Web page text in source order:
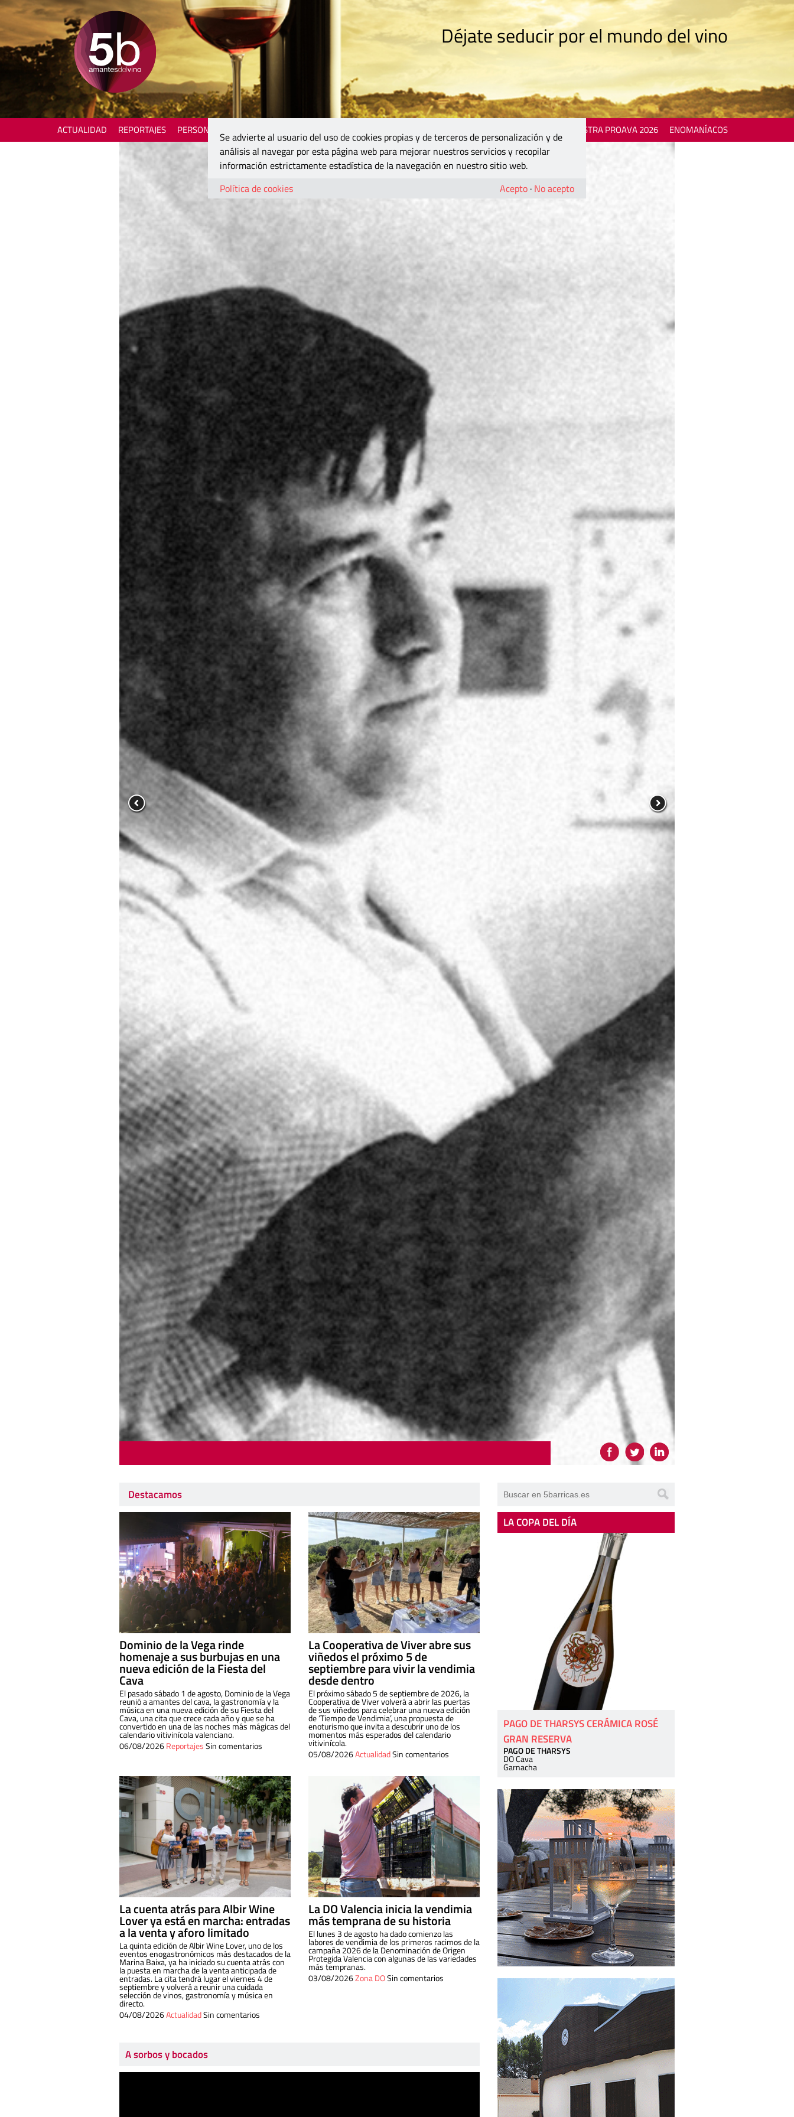
Déjate seducir por el mundo del vino
ACTUALIDAD REPORTAJES PERSONAJES MOSTRA PROAVA 2026 ENOMANÍACOS
Destacamos
Dominio de la Vega rinde
homenaje a sus burbujas en una
nueva edición de la Fiesta del
Cava
El pasado sábado 1 de agosto, Dominio de la Vega
reunió a amantes del cava, la gastronomía y la
música en una nueva edición de su Fiesta del
Cava, una cita que crece cada año y que se ha
convertido en una de las noches más mágicas del
calendario vitivinícola valenciano.
06/08/2026ReportajesSin comentarios
La Cooperativa de Viver abre sus
viñedos el próximo 5 de
septiembre para vivir la vendimia
desde dentro
El próximo sábado 5 de septiembre de 2026, la
Cooperativa de Viver volverá a abrir las puertas
de sus viñedos para celebrar una nueva edición
de ‘Tiempo de Vendimia’, una propuesta de
enoturismo que invita a descubrir uno de los
momentos más esperados del calendario
vitivinícola.
05/08/2026ActualidadSin comentarios
La cuenta atrás para Albir Wine
Lover ya está en marcha: entradas
a la venta y aforo limitado
La quinta edición de Albir Wine Lover, uno de los
eventos enogastronómicos más destacados de la
Marina Baixa, ya ha iniciado su cuenta atrás con
la puesta en marcha de la venta anticipada de
entradas. La cita tendrá lugar el viernes 4 de
septiembre y volverá a reunir una cuidada
selección de vinos, gastronomía y música en
directo.
04/08/2026ActualidadSin comentarios
La DO Valencia inicia la vendimia
más temprana de su historia
El lunes 3 de agosto ha dado comienzo las
labores de vendimia de los primeros racimos de la
campaña 2026 de la Denominación de Origen
Protegida Valencia con algunas de las variedades
más tempranas.
03/08/2026Zona DOSin comentarios
A sorbos y bocados
LA COPA DEL DÍA
PAGO DE THARSYS CERÁMICA ROSÉ
GRAN RESERVA
PAGO DE THARSYS
DO Cava
Garnacha
Se advierte al usuario del uso de cookies propias y de terceros de personalización y de
análisis al navegar por esta página web para mejorar nuestros servicios y recopilar
información estrictamente estadística de la navegación en nuestro sitio web.
Política de cookies
Acepto · No acepto